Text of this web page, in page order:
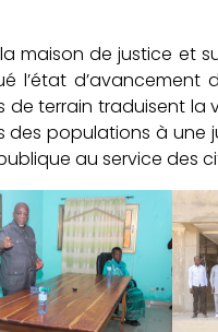
maison de justice et
l’état
terrain traduisent
des populations à
au service des